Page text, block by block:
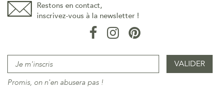
Restons en contact,
inscrivez-vous à la newsletter !
Promis, on n'en abusera pas !